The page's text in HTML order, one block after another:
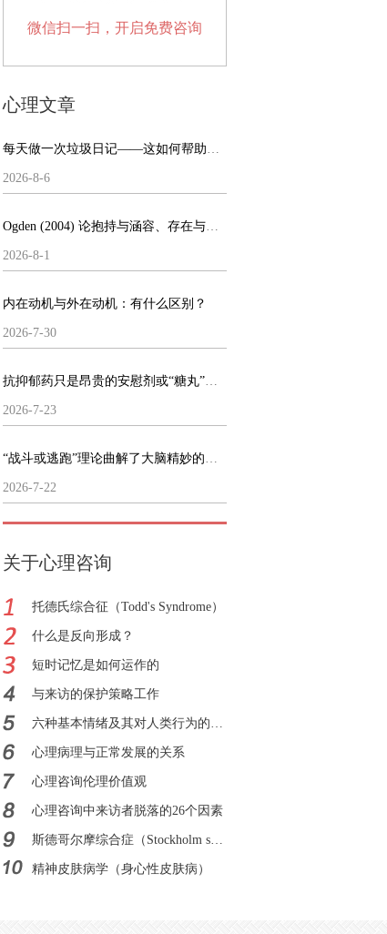
微信扫一扫，开启免费咨询
心理文章
每天做一次垃圾日记——这如何帮助了我的心理健康
2026-8-6
Ogden (2004) 论抱持与涵容、存在与做梦
2026-8-1
内在动机与外在动机：有什么区别？
2026-7-30
抗抑郁药只是昂贵的安慰剂或“糖丸”么？
2026-7-23
“战斗或逃跑”理论曲解了大脑精妙的运作机制
2026-7-22
关于心理咨询
托德氏综合征（Todd's Syndrome）
什么是反向形成？
短时记忆是如何运作的
与来访的保护策略工作
六种基本情绪及其对人类行为的影响
心理病理与正常发展的关系
心理咨询伦理价值观
心理咨询中来访者脱落的26个因素
斯德哥尔摩综合症（Stockholm syndrome）
精神皮肤病学（身心性皮肤病）